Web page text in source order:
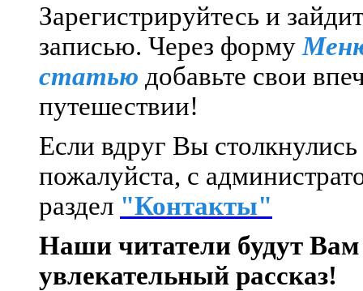
Зарегистрируйтесь и
записью. Через форму
статью добавьте свои
путешествии!
Если вдруг Вы
пожалуйста, с
раздел "Контакты"
Наши читатели будут
увлекательный рассказ!